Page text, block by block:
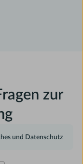
zur
und Datenschutz